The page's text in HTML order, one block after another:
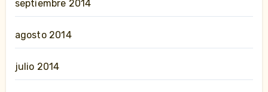
septiembre 2014
agosto 2014
julio 2014